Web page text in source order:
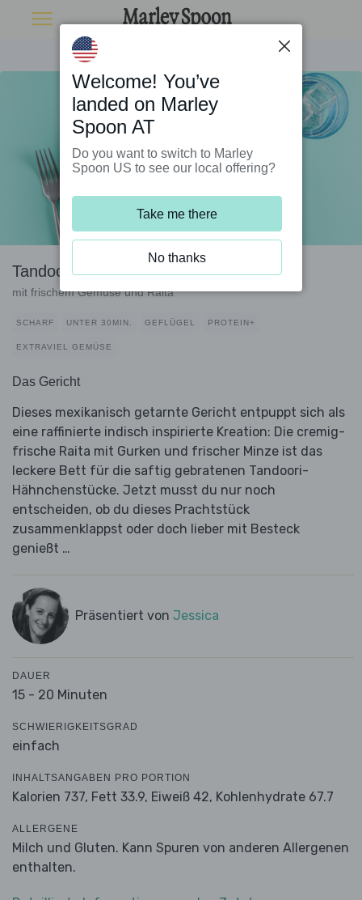
Tandoori-Hähnchen-Wraps
mit frischem Gemüse und Raita
SCHARF UNTER 30MIN. GEFLÜGEL PROTEIN+
EXTRAVIEL GEMÜSE
Das Gericht
Dieses mexikanisch getarnte Gericht entpuppt sich als
eine raffinierte indisch inspirierte Kreation: Die cremig-
frische Raita mit Gurken und frischer Minze ist das
leckere Bett für die saftig gebratenen Tandoori-
Hähnchenstücke. Jetzt musst du nur noch
entscheiden, ob du dieses Prachtstück
zusammenklappst oder doch lieber mit Besteck
genießt …
Präsentiert von Jessica
DAUER
15 - 20 Minuten
SCHWIERIGKEITSGRAD
einfach
INHALTSANGABEN PRO PORTION
Kalorien 737, Fett 33.9, Eiweiß 42, Kohlenhydrate 67.7
ALLERGENE
Milch und Gluten. Kann Spuren von anderen Allergenen
enthalten.
Welcome! You’ve
landed on Marley
Spoon AT
Do you want to switch to Marley
Spoon US to see our local offering?
Take me there
No thanks